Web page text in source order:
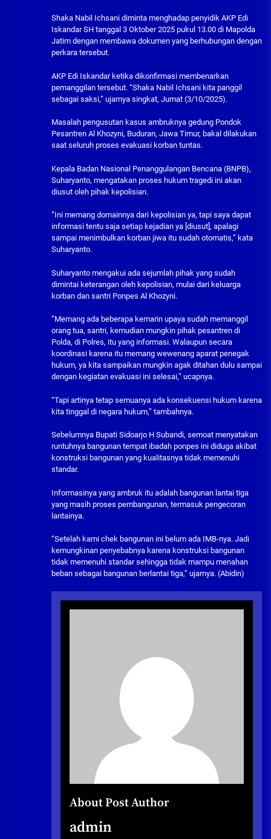
Shaka Nabil Ichsani diminta menghadap penyidik AKP Edi
Iskandar SH tanggal 3 Oktober 2025 pukul 13.00 di Mapolda
Jatim dengan membawa dokumen yang berhubungan dengan
perkara tersebut.
AKP Edi Iskandar ketika dikonfirmasi membenarkan
pemanggilan tersebut. “Shaka Nabil Ichsani kita panggil
sebagai saksi,” ujarnya singkat, Jumat (3/10/2025).
Masalah pengusutan kasus ambruknya gedung Pondok
Pesantren Al Khozyni, Buduran, Jawa Timur, bakal dilakukan
saat seluruh proses evakuasi korban tuntas.
Kepala Badan Nasional Penanggulangan Bencana (BNPB),
Suharyanto, mengatakan proses hukum tragedi ini akan
diusut oleh pihak kepolisian.
”Ini memang domainnya dari kepolisian ya, tapi saya dapat
informasi tentu saja setiap kejadian ya [diusut], apalagi
sampai menimbulkan korban jiwa itu sudah otomatis,” kata
Suharyanto.
Suharyanto mengakui ada sejumlah pihak yang sudah
dimintai keterangan oleh kepolisian, mulai dari keluarga
korban dan santri Ponpes Al Khozyni.
”Memang ada beberapa kemarin upaya sudah memanggil
orang tua, santri, kemudian mungkin pihak pesantren di
Polda, di Polres, itu yang informasi. Walaupun secara
koordinasi karena itu memang wewenang aparat penegak
hukum, ya kita sampaikan mungkin agak ditahan dulu sampai
dengan kegiatan evakuasi ini selesai,” ucapnya.
“Tapi artinya tetap semuanya ada konsekuensi hukum karena
kita tinggal di negara hukum,” tambahnya.
Sebelumnya Bupati Sidoarjo H Subandi, semoat menyatakan
runtuhnya bangunan tempat ibadah ponpes ini diduga akibat
konstruksi bangunan yang kualitasnya tidak memenuhi
standar.
Informasinya yang ambruk itu adalah bangunan lantai tiga
yang masih proses pembangunan, termasuk pengecoran
lantainya.
“Setelah kami chek bangunan ini belum ada IMB-nya. Jadi
kemungkinan penyebabnya karena konstruksi bangunan
tidak memenuhi standar sehingga tidak mampu menahan
beban sebagai bangunan berlantai tiga,” ujarnya. (Abidin)
About Post Author
admin